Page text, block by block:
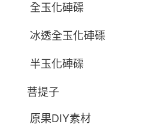
全玉化硨磲
冰透全玉化硨磲
半玉化硨磲
菩提子
原果DIY素材